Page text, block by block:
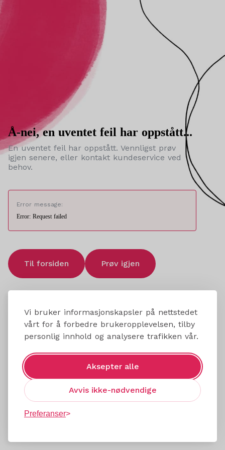
Vi bruker informasjonskapsler på nettstedet
vårt for å forbedre brukeropplevelsen, tilby
personlig innhold og analysere trafikken vår.
Aksepter alle
Avvis ikke-nødvendige
Preferanser
Å-nei, en uventet feil har oppstått...
En uventet feil har oppstått. Vennligst prøv
igjen senere, eller kontakt kundeservice ved
behov.
Error message:
Error: Request failed
Til forsiden Prøv igjen